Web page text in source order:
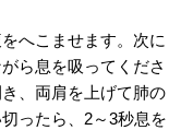
へこませます。次に
ら息を吸ってくださ
、両肩を上げて肺の
ったら、2～3秒息を